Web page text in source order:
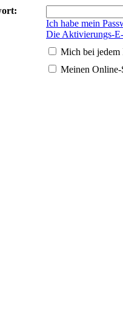
Ich habe mein
Die Aktivierungs-
Mich bei jedem
Meinen Online-